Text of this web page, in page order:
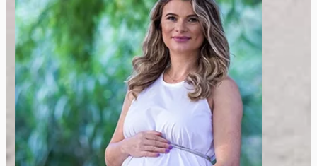
Sedinte Foto de Maternitate
Sunt fotograf de maternitate, specializat
in capturarea momentelor unice si
emotionante ale sarcinii si asteptarii unui
copil. Imi place sa surprind emotiile si
iubirea parintilor pentru copilul lor in
asteptare. Ma bucur sa creez amintiri de
neuitat pentru familia ta.